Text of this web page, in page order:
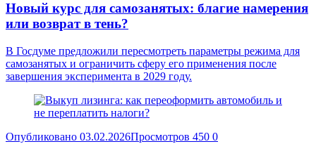
Новый курс для самозанятых: благие намерения
или возврат в тень?
В Госдуме предложили пересмотреть параметры режима для
самозанятых и ограничить сферу его применения после
завершения эксперимента в 2029 году.
Опубликовано 03.02.2026Просмотров 450 0